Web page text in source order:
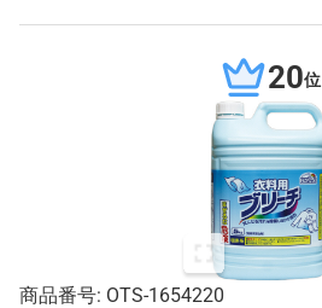
20位
商品番号: OTS-1654220